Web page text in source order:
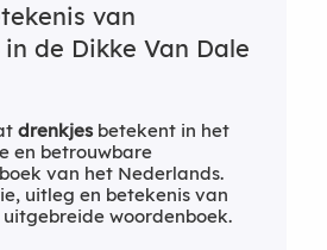
van
de Dikke Van Dale
drenkjesbetekent in het
en betrouwbare
van het Nederlands.
uitleg en betekenis van
woordenboek.